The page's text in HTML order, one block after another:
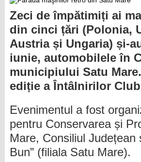
Zeci de împătimiți ai
din cinci țări (Polonia,
Austria și Ungaria) și-
iunie, automobilele în
municipiului Satu
ediție a Întâlnirilor
Evenimentul a fost
pentru Conservarea și
Mare, Consiliul Județean
Bun” (filiala Satu Mare).